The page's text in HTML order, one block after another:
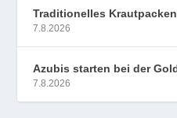
Traditionelles
7.8.2026
Azubis starten bei der
7.8.2026